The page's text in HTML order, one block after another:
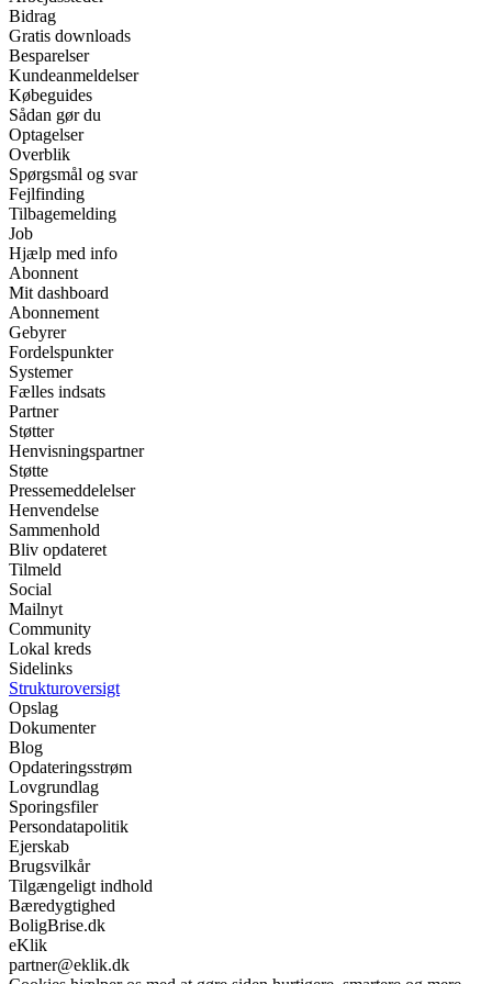
Bidrag
Gratis downloads
Besparelser
Kundeanmeldelser
Købeguides
Sådan gør du
Optagelser
Overblik
Spørgsmål og svar
Fejlfinding
Tilbagemelding
Job
Hjælp med info
Abonnent
Mit dashboard
Abonnement
Gebyrer
Fordelspunkter
Systemer
Fælles indsats
Partner
Støtter
Henvisningspartner
Støtte
Pressemeddelelser
Henvendelse
Sammenhold
Bliv opdateret
Tilmeld
Social
Mailnyt
Community
Lokal kreds
Sidelinks
Strukturoversigt
Opslag
Dokumenter
Blog
Opdateringsstrøm
Lovgrundlag
Sporingsfiler
Persondatapolitik
Ejerskab
Brugsvilkår
Tilgængeligt indhold
Bæredygtighed
BoligBrise.dk
eKlik
partner@eklik.dk